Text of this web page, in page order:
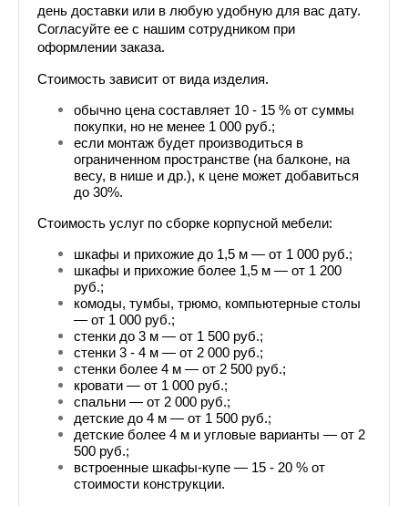
день доставки или в любую удобную для вас дату.
Согласуйте ее с нашим сотрудником при
оформлении заказа.
Стоимость зависит от вида изделия.
обычно цена составляет 10 - 15 % от суммы
покупки, но не менее 1 000 руб.;
если монтаж будет производиться в
ограниченном пространстве (на балконе, на
весу, в нише и др.), к цене может добавиться
до 30%.
Стоимость услуг по сборке корпусной мебели:
шкафы и прихожие до 1,5 м — от 1 000 руб.;
шкафы и прихожие более 1,5 м — от 1 200
руб.;
комоды, тумбы, трюмо, компьютерные столы
— от 1 000 руб.;
стенки до 3 м — от 1 500 руб.;
стенки 3 - 4 м — от 2 000 руб.;
стенки более 4 м — от 2 500 руб.;
кровати — от 1 000 руб.;
спальни — от 2 000 руб.;
детские до 4 м — от 1 500 руб.;
детские более 4 м и угловые варианты — от 2
500 руб.;
встроенные шкафы-купе — 15 - 20 % от
стоимости конструкции.